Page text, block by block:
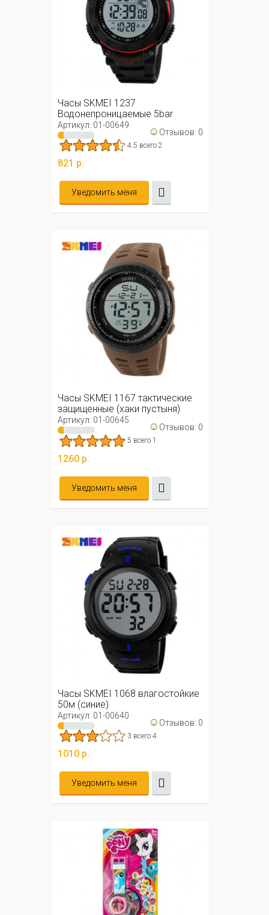
Часы SKMEI 1237
Водонепроницаемые 5bar
(красные)
Артикул: 01-00649 ☺ Отзывов: 0
4.5 всего 2
821 р.
Уведомить меня
Часы SKMEI 1167 тактические
защищенные (хаки пустыня)
Артикул: 01-00645 ☺ Отзывов: 0
5 всего 1
1260 р.
Уведомить меня
Часы SKMEI 1068 влагостойкие
50м (синие)
Артикул: 01-00640 ☺ Отзывов: 0
3 всего 4
1010 р.
Уведомить меня